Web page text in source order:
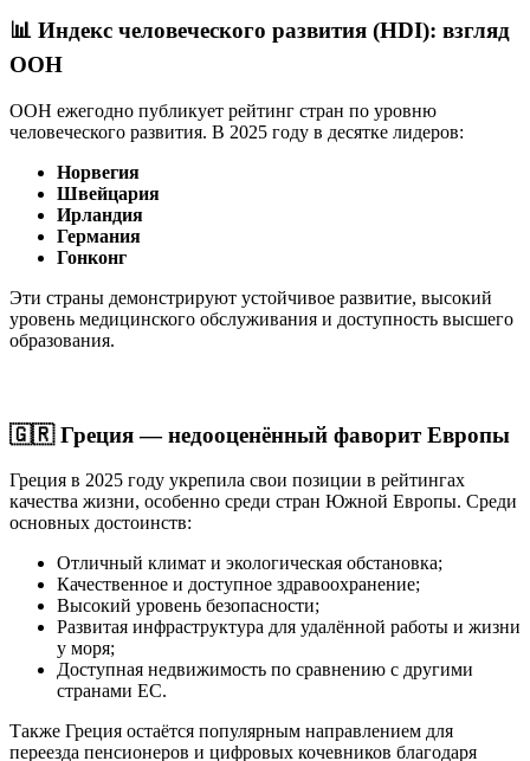
📊 Индекс человеческого развития (HDI): взгляд
ООН
ООН ежегодно публикует рейтинг стран по уровню
человеческого развития. В 2025 году в десятке лидеров:
Норвегия
Швейцария
Ирландия
Германия
Гонконг
Эти страны демонстрируют устойчивое развитие, высокий
уровень медицинского обслуживания и доступность высшего
образования.
🇬🇷 Греция — недооценённый фаворит Европы
Греция в 2025 году укрепила свои позиции в рейтингах
качества жизни, особенно среди стран Южной Европы. Среди
основных достоинств:
Отличный климат и экологическая обстановка;
Качественное и доступное здравоохранение;
Высокий уровень безопасности;
Развитая инфраструктура для удалённой работы и жизни
у моря;
Доступная недвижимость по сравнению с другими
странами ЕС.
Также Греция остаётся популярным направлением для
переезда пенсионеров и цифровых кочевников благодаря